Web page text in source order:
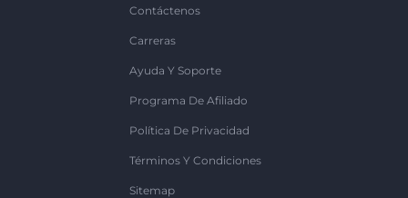
Contáctenos
Carreras
Ayuda Y Soporte
Programa De Afiliado
Política De Privacidad
Términos Y Condiciones
Sitemap